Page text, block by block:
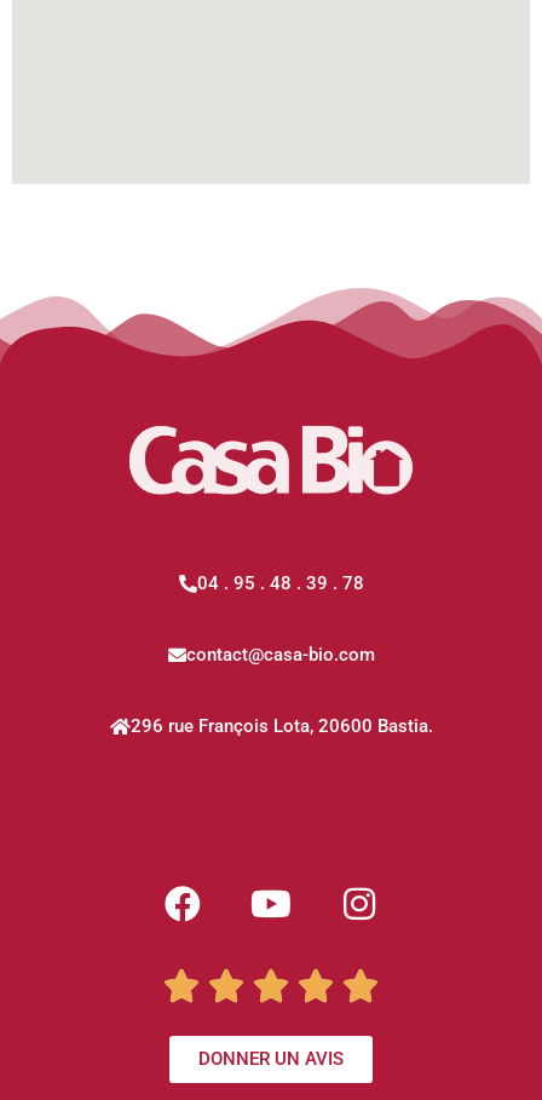
04 . 95 . 48 . 39 . 78
contact@casa-bio.com
296 rue François Lota, 20600 Bastia.
    
DONNER UN AVIS